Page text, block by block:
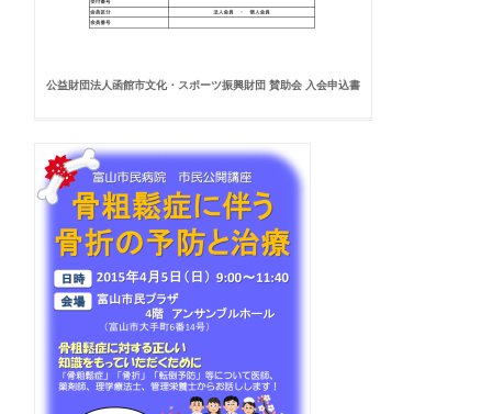
公益財団法人函館市文化・スポーツ振興財団 賛助会 入会申込書